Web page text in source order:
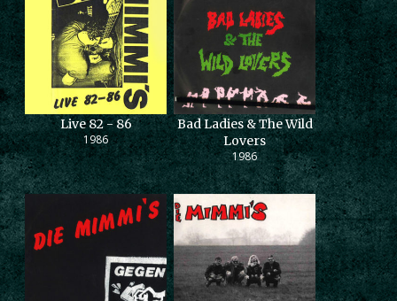
Live 82 - 86
1986
Bad Ladies & The Wild
Lovers
1986